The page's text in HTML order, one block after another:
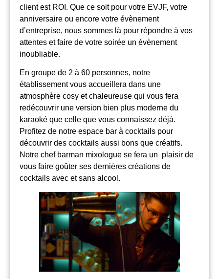
client est ROI. Que ce soit pour votre EVJF, votre
anniversaire ou encore votre évènement
d’entreprise, nous sommes là pour répondre à vos
attentes et faire de votre soirée un évènement
inoubliable.
En groupe de 2 à 60 personnes, notre
établissement vous accueillera dans une
atmosphère cosy et chaleureuse qui vous fera
redécouvrir une version bien plus moderne du
karaoké que celle que vous connaissez déjà.
Profitez de notre espace bar à cocktails pour
découvrir des cocktails aussi bons que créatifs.
Notre chef barman mixologue se fera un plaisir de
vous faire goûter ses dernières créations de
cocktails avec et sans alcool.